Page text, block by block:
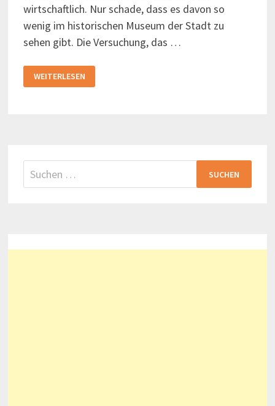
wirtschaftlich. Nur schade, dass es davon so
wenig im historischen Museum der Stadt zu
sehen gibt. Die Versuchung, das …
TOTENBETT
UND
WEITERLESEN
Suchen
nach: